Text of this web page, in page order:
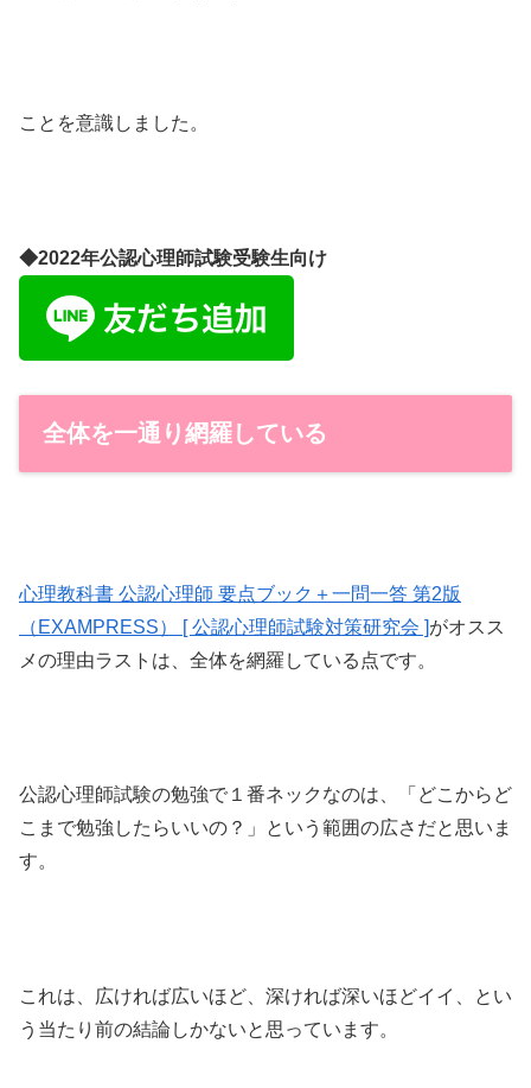
ことを意識しました。
◆2022年公認心理師試験受験生向け
全体を一通り網羅している
心理教科書 公認心理師 要点ブック＋一問一答 第2版
（EXAMPRESS） [ 公認心理師試験対策研究会 ]がオスス
メの理由ラストは、全体を網羅している点です。
公認心理師試験の勉強で１番ネックなのは、「どこからど
こまで勉強したらいいの？」という範囲の広さだと思いま
す。
これは、広ければ広いほど、深ければ深いほどイイ、とい
う当たり前の結論しかないと思っています。